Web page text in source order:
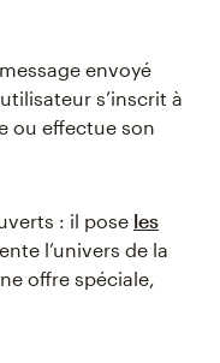
envoyé
s’inscrit à
ou effectue son
: il pose les
l’univers de la
offre spéciale,